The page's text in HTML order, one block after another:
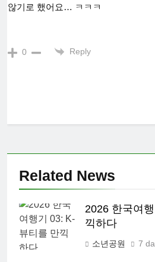
않기로 했어요… ㅋㅋㅋ
0 Reply
Related News
2026 한국여
끽하다
소년공원 7